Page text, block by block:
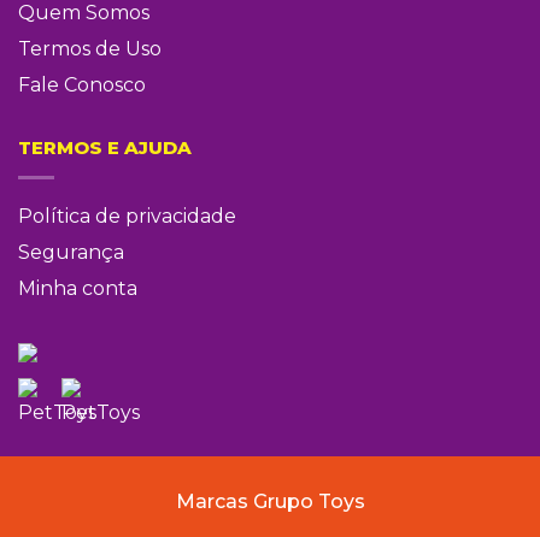
Quem Somos
Termos de Uso
Fale Conosco
TERMOS E AJUDA
Política de privacidade
Segurança
Minha conta
Marcas Grupo Toys